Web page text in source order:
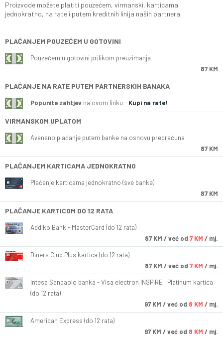
Proizvode možete platiti pouzećem, virmanski, karticama
jednokratno, na rate i putem kreditnih linija naših partnera.
PLAĆANJEM POUZEĆEM U GOTOVINI
Pouzećem u gotovini prilikom preuzimanja
87 KM
PLAĆANJE NA RATE PUTEM PARTNERSKIH BANAKA
Popunite zahtjev na ovom linku - Kupi na rate!
VIRMANSKOM UPLATOM
Avansno plaćanje putem banke na osnovu predračuna
87 KM
PLAĆANJEM KARTICAMA JEDNOKRATNO
Plaćanje karticama jednokratno (sve banke)
87 KM
PLAĆANJE KARTICOM DO 12 RATA
Addiko Bank - MasterCard (do 12 rata)
87 KM / već od 7 KM / mj.
Diners Club Plus kartica (do 12 rata)
87 KM / već od 7 KM / mj.
Intesa Sanpaolo banka - Visa electron INSPIRE i Platinum kartica
(do 12 rata)
97 KM / već od 8 KM / mj.
American Express (do 12 rata)
97 KM / već od 8 KM / mj.